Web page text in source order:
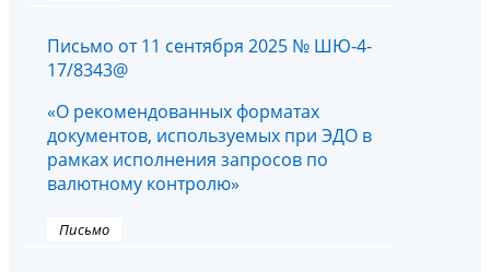
Письмо от 11 сентября 2025 № ШЮ-4-
17/8343@
«О рекомендованных форматах
документов, используемых при ЭДО в
рамках исполнения запросов по
валютному контролю»
Письмо